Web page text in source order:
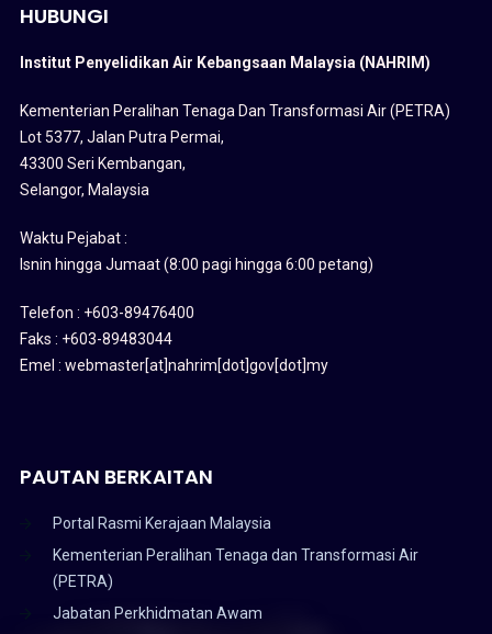
HUBUNGI
Institut Penyelidikan Air Kebangsaan Malaysia (NAHRIM)
Kementerian Peralihan Tenaga Dan Transformasi Air (PETRA)
Lot 5377, Jalan Putra Permai,
43300 Seri Kembangan,
Selangor, Malaysia
Waktu Pejabat :
Isnin hingga Jumaat (8:00 pagi hingga 6:00 petang)
Telefon : +603-89476400
Faks : +603-89483044
Emel : webmaster[at]nahrim[dot]gov[dot]my
PAUTAN BERKAITAN
Portal Rasmi Kerajaan Malaysia
Kementerian Peralihan Tenaga dan Transformasi Air
(PETRA)
Jabatan Perkhidmatan Awam